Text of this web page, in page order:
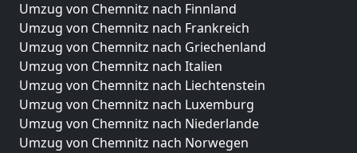
Umzug von Chemnitz nach Finnland
Umzug von Chemnitz nach Frankreich
Umzug von Chemnitz nach Griechenland
Umzug von Chemnitz nach Italien
Umzug von Chemnitz nach Liechtenstein
Umzug von Chemnitz nach Luxemburg
Umzug von Chemnitz nach Niederlande
Umzug von Chemnitz nach Norwegen